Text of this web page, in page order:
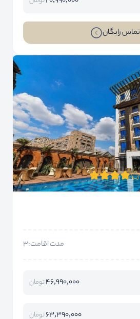
تماس رایگان
مدت اقامت:3
46,990,000تومان
63,390,000تومان